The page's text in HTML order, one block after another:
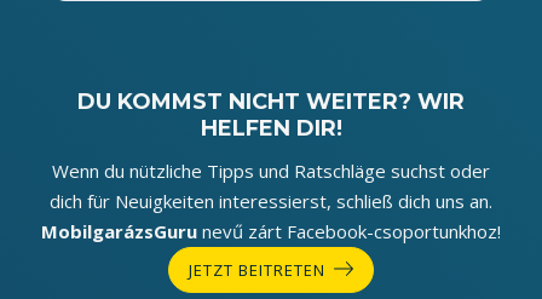
DU KOMMST NICHT WEITER? WIR
HELFEN DIR!
Wenn du nützliche Tipps und Ratschläge suchst oder
dich für Neuigkeiten interessierst, schließ dich uns an.
MobilgarázsGuru nevű zárt Facebook-csoportunkhoz!
JETZT BEITRETEN